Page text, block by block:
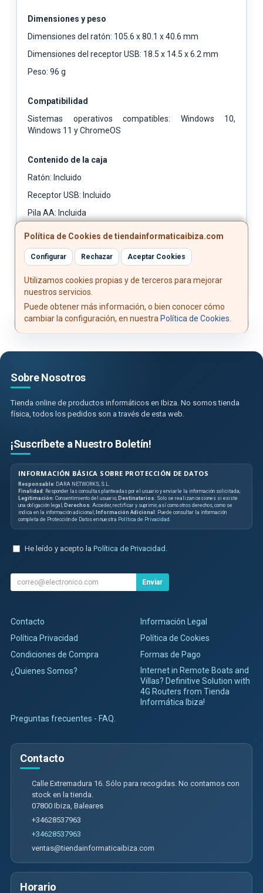
Dimensiones y peso
Dimensiones del ratón: 105.6 x 80.1 x 40.6 mm
Dimensiones del receptor USB: 18.5 x 14.5 x 6.2 mm
Peso: 96 g
Compatibilidad
Sistemas operativos compatibles: Windows 10,
Windows 11 y ChromeOS
Contenido de la caja
Ratón: Incluido
Receptor USB: Incluido
Pila AA: Incluida
Libro de garantía: Incluido
Política de Cookies de tiendainformaticaibiza.com
Configurar Rechazar Aceptar Cookies
Utilizamos cookies propias y de terceros para mejorar
nuestros servicios.
Puede obtener más información, o bien conocer cómo
cambiar la configuración, en nuestra Política de Cookies
Sobre Nosotros
Tienda online de productos informáticos en Ibiza. No somos tienda
física, todos los pedidos son a través de esta web.
¡Suscríbete a Nuestro Boletín!
INFORMACIÓN BÁSICA SOBRE PROTECCIÓN DE DATOS
Responsable: DARA NETWORKS, S.L.
Finalidad : Responder las consultas planteadas por el usuario y enviarle la información solicitada;
Legitimación: Consentimiento del usuario; Destinatarios: Solo se realizan cesiones si existe
una obligación legal; Derechos: Acceder, rectificar y suprimir, así como otros derechos, como se
indica en la información adicional; Información Adicional : Puede consultar la información
completa de Protección de Datos en nuestra Política de Privacidad
He leído y acepto la Política de Privacidad
Enviar
Contacto
Información Legal
Política Privacidad
Política de Cookies
Condiciones de Compra
Formas de Pago
¿Quienes Somos?
Internet in Remote Boats and
Villas? Definitive Solution with
4G Routers from Tienda
Informática Ibiza!
Preguntas frecuentes - FAQ.
Contacto
Calle Extremadura 16. Sólo para recogidas. No contamos con
stock en la tienda.
07800 Ibiza Baleares
+34628537963
+34628537963
ventas@tiendainformaticaibiza.com
Horario